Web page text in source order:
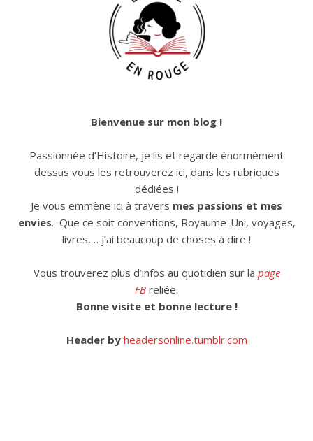
Bienvenue sur mon blog !
Passionnée d’Histoire, je lis et regarde énormément
dessus vous les retrouverez ici, dans les rubriques
dédiées !
Je vous emmène ici à travers mes passions et mes
envies. Que ce soit conventions, Royaume-Uni, voyages,
livres,… j’ai beaucoup de choses à dire !
Vous trouverez plus d’infos au quotidien sur la page
FB reliée.
Bonne visite et bonne lecture !
Header by headersonline.tumblr.com